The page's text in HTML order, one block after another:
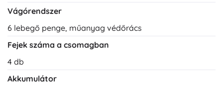
Vágórendszer
6 lebegő penge, műanyag védőrács
Fejek száma a csomagban
4 db
Akkumulátor